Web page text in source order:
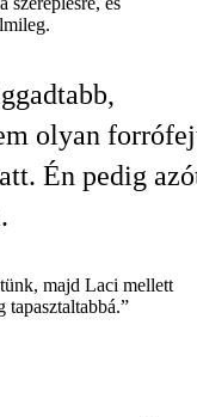
olyan
Én pedig
majd Laci mellett
tapasztaltabbá.”